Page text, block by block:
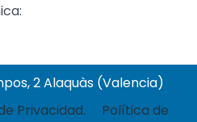
2 Alaquàs (Valencia)
Privacidad.
Política de